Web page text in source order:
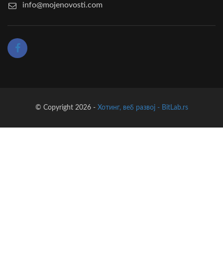
info@mojenovosti.com
© Copyright 2026 - Хотинг, веб развој - BitLab.rs